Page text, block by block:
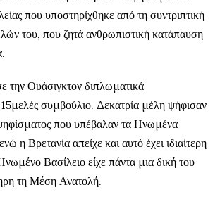
που υποστηρίχθηκε από τη συντριπτική
του, που ζητά ανθρωπιστική κατάπαυση
την Ουάσιγκτον διπλωματικά
συμβούλιο. Δεκατρία μέλη ψήφισαν
που υπέβαλαν τα Ηνωμένα
η Βρετανία απείχε και αυτό έχει ιδιαίτερη
Βασίλειο είχε πάντα μια δική του
τη Μέση Ανατολή.